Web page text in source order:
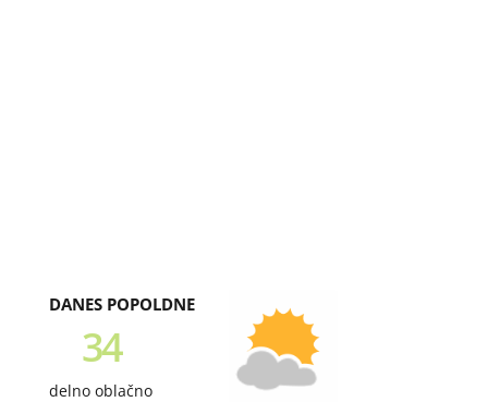
DANES POPOLDNE
34
delno oblačno